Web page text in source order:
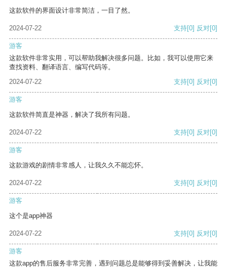
这款软件的界面设计非常简洁，一目了然。
2024-07-22 支持[0] 反对[0]
游客
这款软件非常实用，可以帮助我解决很多问题。比如，我可以使用它来
查找资料、翻译语言、编写代码等。
2024-07-22
支持[0] 反对[0]
游客
这款软件简直是神器，解决了我所有问题。
2024-07-22 支持[0] 反对[0]
游客
这款游戏的剧情非常感人，让我久久不能忘怀。
2024-07-22 支持[0] 反对[0]
游客
这个是app神器
2024-07-22 支持[0] 反对[0]
游客
这款app的售后服务非常完善，遇到问题总是能够得到妥善解决，让我能